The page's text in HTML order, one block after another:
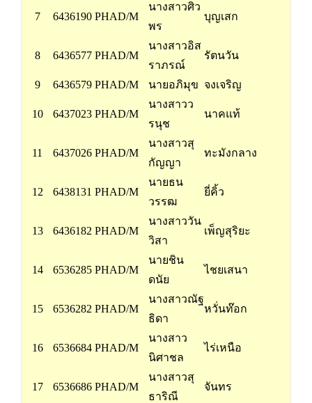
7 6436190 PHAD/M
นางสาวศิว
พร
บุญเสก
8 6436577 PHAD/M
นางสาวอิส
ราภรณ์
รัตนวัน
9 6436579 PHAD/M นายอภิมุข จงเจริญ
10 6437023 PHAD/M
นางสาวว
รนุช
นาคแท้
11 6437026 PHAD/M
นางสาวสุ
กัญญา
ทะมังกลาง
12 6438131 PHAD/M
นายธน
วรรฒ
ยี่คิ้ว
13 6436182 PHAD/M
นางสาววัน
วิสา
เพ็ญสุริยะ
14 6536285 PHAD/M
นายชิน
ดนัย
ไชยเสนา
15 6536282 PHAD/M
นางสาวณัฐ
ธิดา
หวั่นท๊อก
16 6536684 PHAD/M
นางสาว
นิศาชล
ไร่เหนือ
17 6536686 PHAD/M
นางสาวสุ
ธาริณี
จันทร